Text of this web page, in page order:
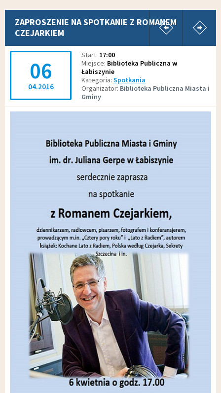
ZAPROSZENIE NA SPOTKANIE Z ROMANEM
CZEJARKIEM
06
04.2016
Start 17:00
Miejsce Biblioteka Publiczna w
Łabiszynie
Kategoria Spotkania
Organizator Biblioteka Publiczna Miasta i
Gminy